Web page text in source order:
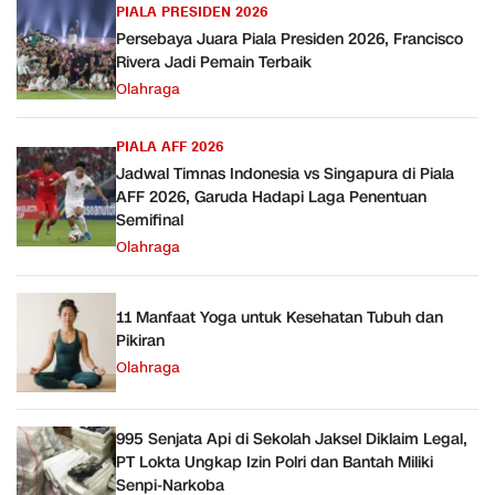
PIALA PRESIDEN 2026
Persebaya Juara Piala Presiden 2026, Francisco
Rivera Jadi Pemain Terbaik
Olahraga
PIALA AFF 2026
Jadwal Timnas Indonesia vs Singapura di Piala
AFF 2026, Garuda Hadapi Laga Penentuan
Semifinal
Olahraga
11 Manfaat Yoga untuk Kesehatan Tubuh dan
Pikiran
Olahraga
995 Senjata Api di Sekolah Jaksel Diklaim Legal,
PT Lokta Ungkap Izin Polri dan Bantah Miliki
Senpi-Narkoba